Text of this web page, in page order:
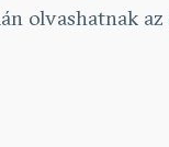
olvashatnak az